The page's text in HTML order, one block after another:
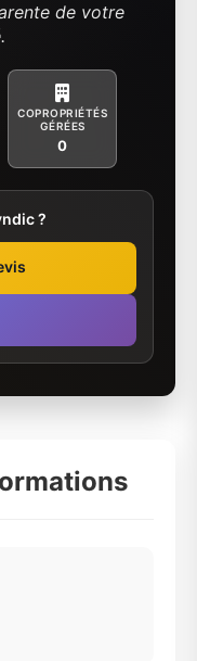
de votre
COPROPRIÉTÉS
GÉRÉES
0
?